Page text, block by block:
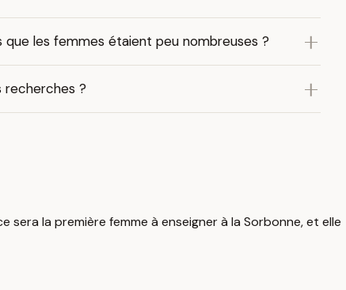
les femmes étaient peu nombreuses ?
recherches ?
la première femme à enseigner à la Sorbonne, et elle